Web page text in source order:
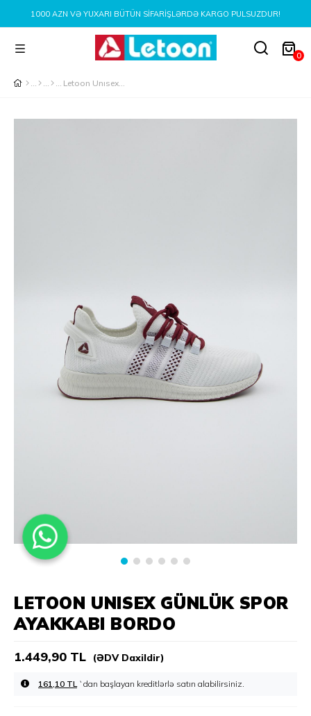
SIFARIŞLƏRDƏ KARGO PULSUZDUR! YENI MÖVSÜM
0
Letoon Unısex Günlük Spor Ayakkabı BORDO
LETOON UNISEX GÜNLÜK SPOR
AYAKKABI BORDO
1.449,90 TL (ƏDV Daxildir)
161,10 TL `dan başlayan kreditlərlə